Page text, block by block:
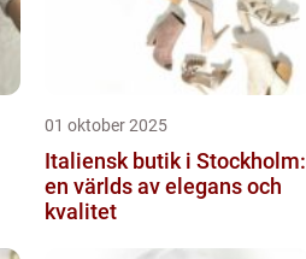
01 oktober 2025
Italiensk butik i Stockholm:
en världs av elegans och
kvalitet